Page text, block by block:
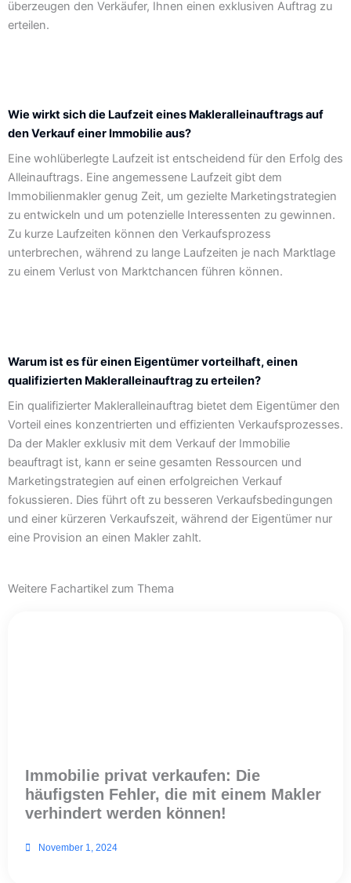
überzeugen den Verkäufer, Ihnen einen exklusiven Auftrag zu
erteilen.
Wie wirkt sich die Laufzeit eines Makleralleinauftrags auf
den Verkauf einer Immobilie aus?
Eine wohlüberlegte Laufzeit ist entscheidend für den Erfolg des
Alleinauftrags. Eine angemessene Laufzeit gibt dem
Immobilienmakler genug Zeit, um gezielte Marketingstrategien
zu entwickeln und um potenzielle Interessenten zu gewinnen.
Zu kurze Laufzeiten können den Verkaufsprozess
unterbrechen, während zu lange Laufzeiten je nach Marktlage
zu einem Verlust von Marktchancen führen können.
Warum ist es für einen Eigentümer vorteilhaft, einen
qualifizierten Makleralleinauftrag zu erteilen?
Ein qualifizierter Makleralleinauftrag bietet dem Eigentümer den
Vorteil eines konzentrierten und effizienten Verkaufsprozesses.
Da der Makler exklusiv mit dem Verkauf der Immobilie
beauftragt ist, kann er seine gesamten Ressourcen und
Marketingstrategien auf einen erfolgreichen Verkauf
fokussieren. Dies führt oft zu besseren Verkaufsbedingungen
und einer kürzeren Verkaufszeit, während der Eigentümer nur
eine Provision an einen Makler zahlt.
Weitere Fachartikel zum Thema
Immobilie privat verkaufen: Die
häufigsten Fehler, die mit einem Makler
verhindert werden können!
November 1, 2024